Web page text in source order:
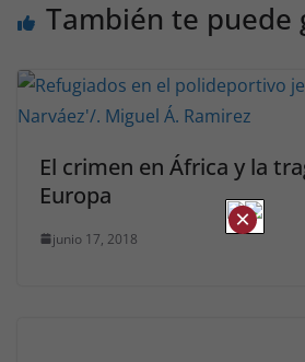
También te puede
El crimen en África y la
Europa
junio 17, 2018
×